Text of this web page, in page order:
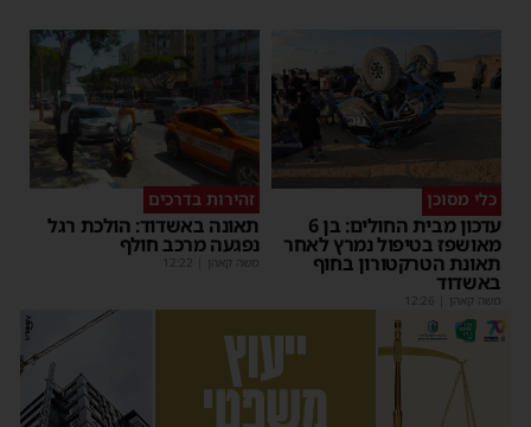
כלי מסוכן
עדכון מבית החולים: בן 6
מאושפז בטיפול נמרץ לאחר
תאונת הטרקטורון בחוף
באשדוד
משה קאהן |
12:26
זהירות בדרכים
תאונה באשדוד: הולכת רגל
נפגעה מרכב חולף
משה קאהן |
12:22